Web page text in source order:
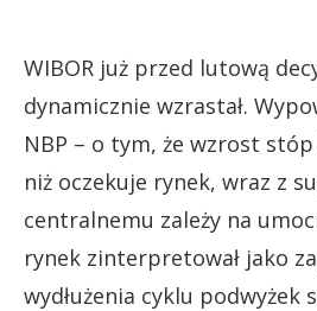
WIBOR już przed lutową
dynamicznie wzrastał.
NBP – o tym, że wzrost
niż oczekuje rynek, wraz z
centralnemu zależy na
rynek zinterpretował jako
wydłużenia cyklu podwyżek